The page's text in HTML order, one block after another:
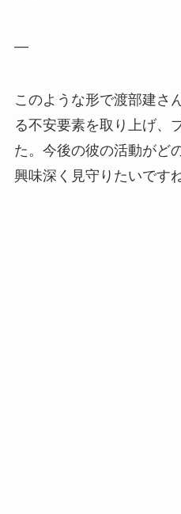
—
このような形で渡部建さ
る不安要素を取り上げ、
た。今後の彼の活動がど
興味深く見守りたいですね